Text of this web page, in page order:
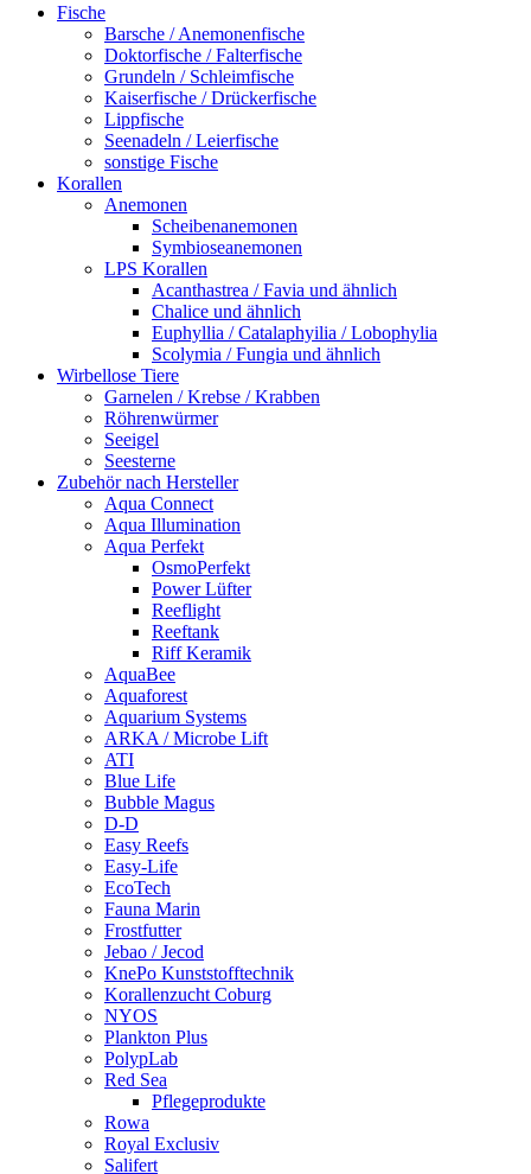
Fische
Barsche / Anemonenfische
Doktorfische / Falterfische
Grundeln / Schleimfische
Kaiserfische / Drückerfische
Lippfische
Seenadeln / Leierfische
sonstige Fische
Korallen
Anemonen
Scheibenanemonen
Symbioseanemonen
LPS Korallen
Acanthastrea / Favia und ähnlich
Chalice und ähnlich
Euphyllia / Catalaphyilia / Lobophylia
Scolymia / Fungia und ähnlich
Wirbellose Tiere
Garnelen / Krebse / Krabben
Röhrenwürmer
Seeigel
Seesterne
Zubehör nach Hersteller
Aqua Connect
Aqua Illumination
Aqua Perfekt
OsmoPerfekt
Power Lüfter
Reeflight
Reeftank
Riff Keramik
AquaBee
Aquaforest
Aquarium Systems
ARKA / Microbe Lift
ATI
Blue Life
Bubble Magus
D-D
Easy Reefs
Easy-Life
EcoTech
Fauna Marin
Frostfutter
Jebao / Jecod
KnePo Kunststofftechnik
Korallenzucht Coburg
NYOS
Plankton Plus
PolypLab
Red Sea
Pflegeprodukte
Rowa
Royal Exclusiv
Salifert